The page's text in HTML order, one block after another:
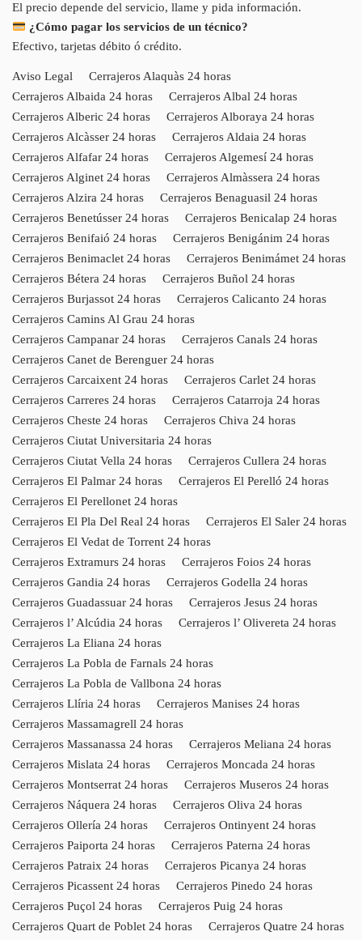
El precio depende del servicio, llame y pida información.
¿Cómo pagar los servicios de un técnico?
Efectivo, tarjetas débito ó crédito.
Aviso Legal
Cerrajeros Alaquàs 24 horas
Cerrajeros Albaida 24 horas
Cerrajeros Albal 24 horas
Cerrajeros Alberic 24 horas
Cerrajeros Alboraya 24 horas
Cerrajeros Alcàsser 24 horas
Cerrajeros Aldaia 24 horas
Cerrajeros Alfafar 24 horas
Cerrajeros Algemesí 24 horas
Cerrajeros Alginet 24 horas
Cerrajeros Almàssera 24 horas
Cerrajeros Alzira 24 horas
Cerrajeros Benaguasil 24 horas
Cerrajeros Benetússer 24 horas
Cerrajeros Benicalap 24 horas
Cerrajeros Benifaió 24 horas
Cerrajeros Benigánim 24 horas
Cerrajeros Benimaclet 24 horas
Cerrajeros Benimámet 24 horas
Cerrajeros Bétera 24 horas
Cerrajeros Buñol 24 horas
Cerrajeros Burjassot 24 horas
Cerrajeros Calicanto 24 horas
Cerrajeros Camins Al Grau 24 horas
Cerrajeros Campanar 24 horas
Cerrajeros Canals 24 horas
Cerrajeros Canet de Berenguer 24 horas
Cerrajeros Carcaixent 24 horas
Cerrajeros Carlet 24 horas
Cerrajeros Carreres 24 horas
Cerrajeros Catarroja 24 horas
Cerrajeros Cheste 24 horas
Cerrajeros Chiva 24 horas
Cerrajeros Ciutat Universitaria 24 horas
Cerrajeros Ciutat Vella 24 horas
Cerrajeros Cullera 24 horas
Cerrajeros El Palmar 24 horas
Cerrajeros El Perelló 24 horas
Cerrajeros El Perellonet 24 horas
Cerrajeros El Pla Del Real 24 horas
Cerrajeros El Saler 24 horas
Cerrajeros El Vedat de Torrent 24 horas
Cerrajeros Extramurs 24 horas
Cerrajeros Foios 24 horas
Cerrajeros Gandia 24 horas
Cerrajeros Godella 24 horas
Cerrajeros Guadassuar 24 horas
Cerrajeros Jesus 24 horas
Cerrajeros l’ Alcúdia 24 horas
Cerrajeros l’ Olivereta 24 horas
Cerrajeros La Eliana 24 horas
Cerrajeros La Pobla de Farnals 24 horas
Cerrajeros La Pobla de Vallbona 24 horas
Cerrajeros Llíria 24 horas
Cerrajeros Manises 24 horas
Cerrajeros Massamagrell 24 horas
Cerrajeros Massanassa 24 horas
Cerrajeros Meliana 24 horas
Cerrajeros Mislata 24 horas
Cerrajeros Moncada 24 horas
Cerrajeros Montserrat 24 horas
Cerrajeros Museros 24 horas
Cerrajeros Náquera 24 horas
Cerrajeros Oliva 24 horas
Cerrajeros Ollería 24 horas
Cerrajeros Ontinyent 24 horas
Cerrajeros Paiporta 24 horas
Cerrajeros Paterna 24 horas
Cerrajeros Patraix 24 horas
Cerrajeros Picanya 24 horas
Cerrajeros Picassent 24 horas
Cerrajeros Pinedo 24 horas
Cerrajeros Puçol 24 horas
Cerrajeros Puig 24 horas
Cerrajeros Quart de Poblet 24 horas
Cerrajeros Quatre 24 horas